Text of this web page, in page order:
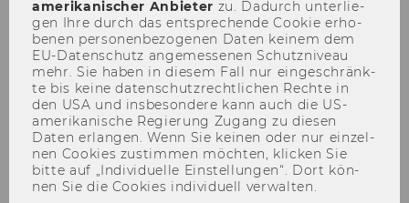
August 2018
Mitteilungsblatt vom 01. August
2018, 45. Stück
Mitteilungsblatt vom 08. August
2018, 46. Stück
amerikanischer An­bie­ter zu. Da­durch un­ter­lie­
gen Ihre durch das ent­spre­chen­de Coo­kie er­ho­
be­nen per­so­nen­be­zo­ge­nen Daten kei­nem dem
EU-​Datenschutz an­ge­mes­se­nen Schutz­ni­veau
mehr. Sie haben in die­sem Fall nur ein­ge­schränk­
te bis keine da­ten­schutz­recht­li­chen Rech­te in
den USA und ins­be­son­de­re kann auch die US-​
amerikanische Re­gie­rung Zu­gang zu die­sen
Daten er­lan­gen. Wenn Sie kei­nen oder nur ein­zel­
nen Coo­kies zu­stim­men möch­ten, kli­cken Sie
bitte auf „In­di­vi­du­el­le Ein­stel­lun­gen“. Dort kön­
nen Sie die Coo­kies in­di­vi­du­ell ver­wal­ten.